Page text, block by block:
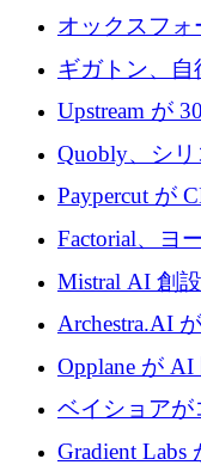
ットフォー
オックスフ
が「成人向
ラウンドを獲
ギガトン、自
ルを調達
Upstream が
Xavier Niel が
げる
Quobly、シ
商用化のため
ーロを調達
Paypercut が
拡大するため
Factorial、ヨ
億ドルの評価
Mistral AI 創
がエンジニ
600 万ユー
Archestra.AI
ースを実現す
Opplane が
たらすため
ベイショアが
ド化するため
Gradient